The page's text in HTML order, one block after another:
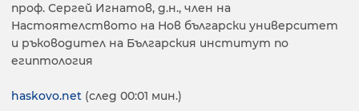
проф. Сергей Игнатов, д.н., член на
Настоятелството на Нов български университет
и ръководител на Българския институт по
египтология
haskovo.net (след 00:01 мин.)